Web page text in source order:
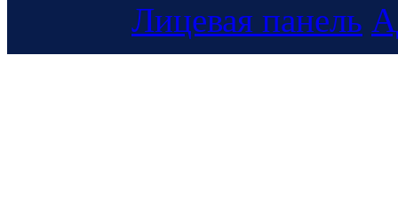
Лицевая панель